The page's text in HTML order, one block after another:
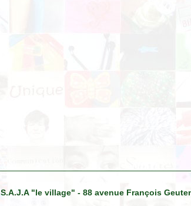
S.A.J.A "le village" - 88 avenue François